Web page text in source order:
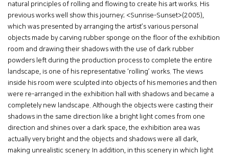
natural principles of rolling and flowing to create his art works. His
previous works well show this journey; <Sunrise-Sunset>(2005),
which was presented by arranging the artist’s various personal
objects made by carving rubber sponge on the floor of the exhibition
room and drawing their shadows with the use of dark rubber
powders left during the production process to complete the entire
landscape, is one of his representative ‘rolling’ works. The views
inside his room were sculpted into objects of his memories and then
were re-arranged in the exhibition hall with shadows and became a
completely new landscape. Although the objects were casting their
shadows in the same direction like a bright light comes from one
direction and shines over a dark space, the exhibition area was
actually very bright and the objects and shadows were all dark,
making unrealistic scenery. In addition, in this scenery in which light